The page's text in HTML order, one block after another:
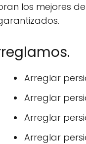
los mejores
Arreglar
Arreglar
Arreglar
Arreglar